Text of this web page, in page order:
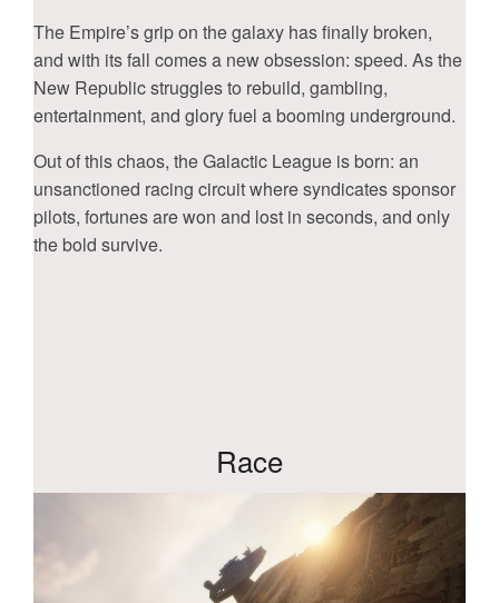
The Empire’s grip on the galaxy has finally broken,
and with its fall comes a new obsession: speed. As the
New Republic struggles to rebuild, gambling,
entertainment, and glory fuel a booming underground.
Out of this chaos, the Galactic League is born: an
unsanctioned racing circuit where syndicates sponsor
pilots, fortunes are won and lost in seconds, and only
the bold survive.
Race